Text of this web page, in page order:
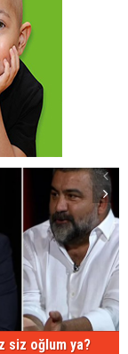
siz oğlum ya?